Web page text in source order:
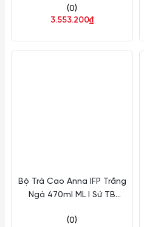
(0)
3.553.200₫
Bộ Trà Cao Anna IFP Trắng
Ngà 470ml ML I Sứ TB
(0)